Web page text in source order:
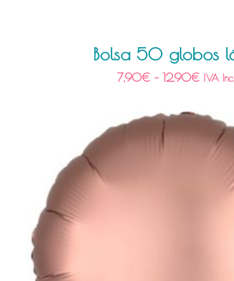
Bolsa 50 globos
7,90€– 12,90€ IVA Inc.